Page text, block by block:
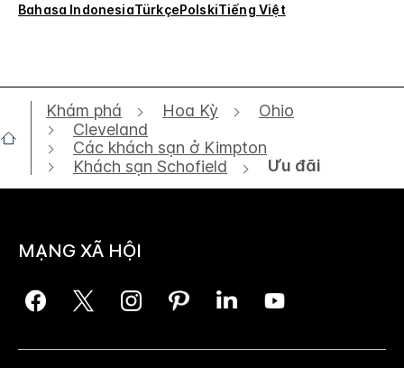
Bahasa IndonesiaTürkçePolskiTiếng Việt
Khám phá Hoa Kỳ
Ohio
Cleveland
Các khách sạn ở Kimpton
Khách sạn Schofield
Ưu đãi
MẠNG XÃ HỘI